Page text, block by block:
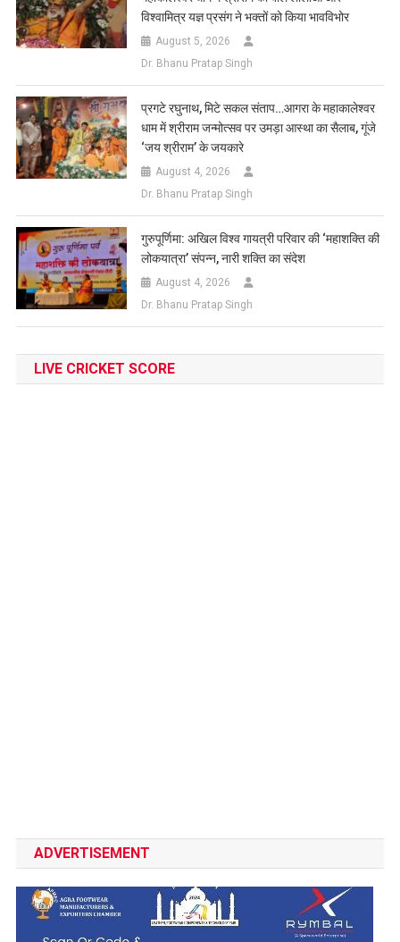
विश्वामित्र यज्ञ प्रसंग ने भक्तों को किया भावविभोर
August 5, 2026
Dr. Bhanu Pratap Singh
प्रगटे रघुनाथ, मिटे सकल संताप…आगरा के महाकालेश्वर
धाम में श्रीराम जन्मोत्सव पर उमड़ा आस्था का सैलाब, गूंजे
‘जय श्रीराम’ के जयकारे
August 4, 2026
Dr. Bhanu Pratap Singh
गुरुपूर्णिमा: अखिल विश्व गायत्री परिवार की ‘महाशक्ति की
लोकयात्रा’ संपन्न, नारी शक्ति का संदेश
August 4, 2026
Dr. Bhanu Pratap Singh
LIVE CRICKET SCORE
ADVERTISEMENT